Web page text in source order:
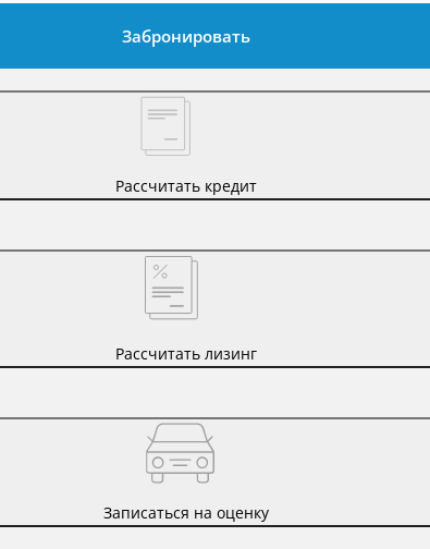
Забронировать
Рассчитать кредит
Рассчитать лизинг
Записаться на оценку